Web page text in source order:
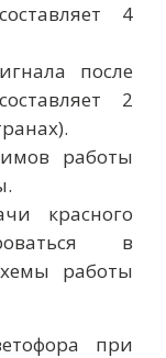
4
после
2
работы
красного
в
работы
при